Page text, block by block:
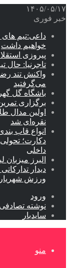
۱۴۰۵/۰۵/۱۷
خبر فوری
داعی:تیم های
خواهیم داشت
پیروزی
تاجرنیا:
واکنش تند
می‌گرفتید
باشگاه گل
برگزاری
اولین مدال
نقره‌ای شد
انواع قاب
دکارت؛
داخلی
البرز میزبان
دیدار
ورزش
ورود
نوشته تصادفی
سایدبار
منو